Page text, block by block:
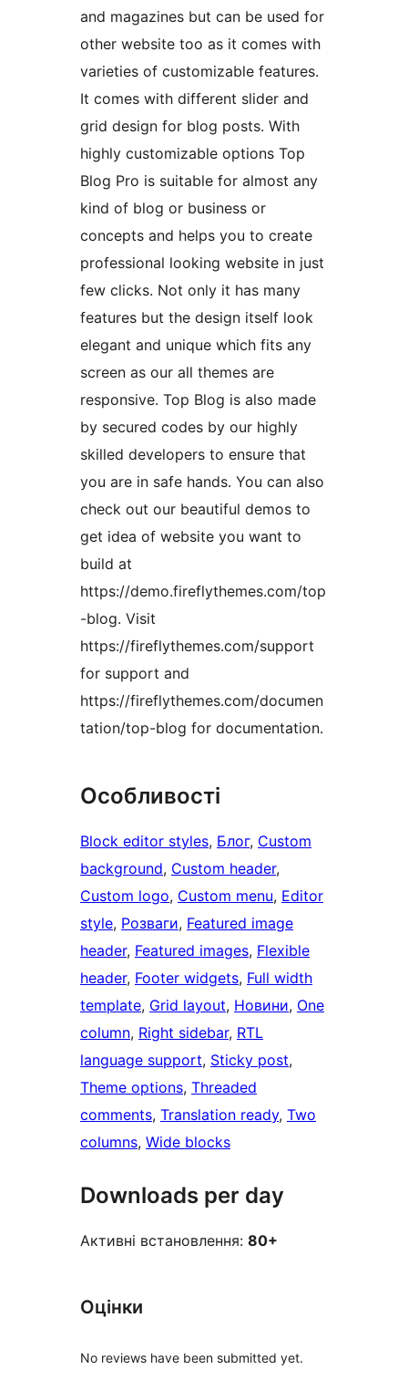
and magazines but can be used for
other website too as it comes with
varieties of customizable features.
It comes with different slider and
grid design for blog posts. With
highly customizable options Top
Blog Pro is suitable for almost any
kind of blog or business or
concepts and helps you to create
professional looking website in just
few clicks. Not only it has many
features but the design itself look
elegant and unique which fits any
screen as our all themes are
responsive. Top Blog is also made
by secured codes by our highly
skilled developers to ensure that
you are in safe hands. You can also
check out our beautiful demos to
get idea of website you want to
build at
https://demo.fireflythemes.com/top
-blog. Visit
https://fireflythemes.com/support
for support and
https://fireflythemes.com/documen
tation/top-blog for documentation.
Особливості
Block editor styles, Блог, Custom
background, Custom header
Custom logo, Custom menu, Editor
style, Розваги, Featured image
header, Featured images, Flexible
header, Footer widgets, Full width
template, Grid layout, Новини, One
column, Right sidebar, RTL
language support, Sticky post
Theme options, Threaded
comments, Translation ready, Two
columns, Wide blocks
Downloads per day
Активні встановлення: 80+
Оцінки
No reviews have been submitted yet.